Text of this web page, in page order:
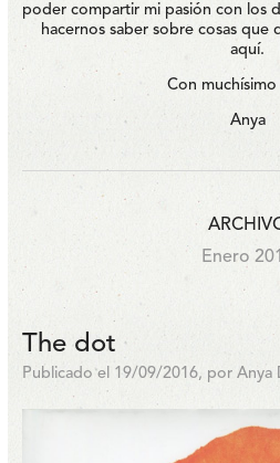
poder compartir mi pasión con los
hacernos saber sobre cosas que
aquí.
Con muchísimo
Anya
Enero
The dot
Publicado el 19/09/2016, por Anya